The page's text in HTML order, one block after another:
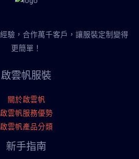
驗，合作萬千客戶，讓服裝定制變得
更簡單！
啟雲帆服裝
關於啟雲帆
啟雲帆服務優勢
啟雲帆產品分類
新手指南